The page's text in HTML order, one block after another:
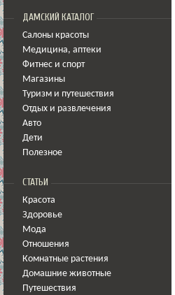
ДАМСКИЙ КАТАЛОГ
Салоны красоты
Медицина, аптеки
Фитнес и спорт
Магазины
Туризм и путешествия
Отдых и развлечения
Авто
Дети
Полезное
СТАТЬИ
Красота
Здоровье
Мода
Отношения
Комнатные растения
Домашние животные
Путешествия